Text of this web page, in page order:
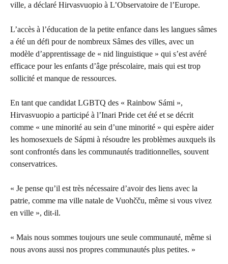
ville, a déclaré Hirvasvuopio à L’Observatoire de l’Europe.
L’accès à l’éducation de la petite enfance dans les langues sâmes
a été un défi pour de nombreux Sâmes des villes, avec un
modèle d’apprentissage de « nid linguistique » qui s’est avéré
efficace pour les enfants d’âge préscolaire, mais qui est trop
sollicité et manque de ressources.
En tant que candidat LGBTQ des « Rainbow Sámi »,
Hirvasvuopio a participé à l’Inari Pride cet été et se décrit
comme « une minorité au sein d’une minorité » qui espère aider
les homosexuels de Sápmi à résoudre les problèmes auxquels ils
sont confrontés dans les communautés traditionnelles, souvent
conservatrices.
« Je pense qu’il est très nécessaire d’avoir des liens avec la
patrie, comme ma ville natale de Vuohčču, même si vous vivez
en ville », dit-il.
« Mais nous sommes toujours une seule communauté, même si
nous avons aussi nos propres communautés plus petites. »